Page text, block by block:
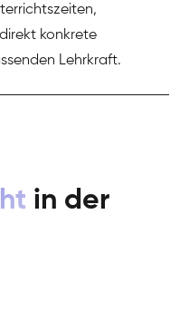
konkrete
Lehrkraft.
in der